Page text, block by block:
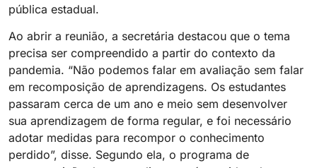
pública estadual.
Ao abrir a reunião, a secretária destacou que o tema
precisa ser compreendido a partir do contexto da
pandemia. “Não podemos falar em avaliação sem falar
em recomposição de aprendizagens. Os estudantes
passaram cerca de um ano e meio sem desenvolver
sua aprendizagem de forma regular, e foi necessário
adotar medidas para recompor o conhecimento
perdido”, disse. Segundo ela, o programa de